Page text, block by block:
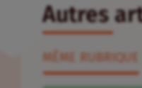
Autres
MÊME RUBRIQUE